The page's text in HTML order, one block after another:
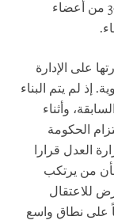
في المجلس التشريعي من 25% إلى 30%. و36 من أعضاء
على الإدارة
إذ لم يتم البناء
وأثناء
الحكومة
2007، أصدرت وزارة العدل قرارا
من يرتكب
للاعتقال
على نطاق واسع